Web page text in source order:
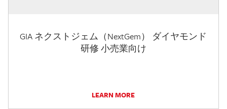
GIA ネクストジェム（NextGem） ダイヤモンド
研修 小売業向け
LEARN MORE